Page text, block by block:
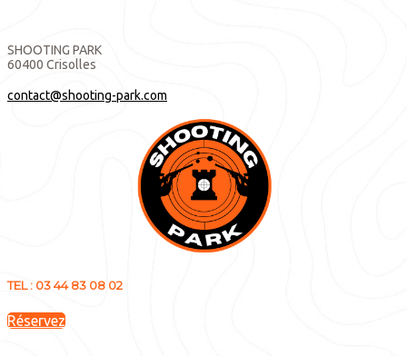
SHOOTING PARK
60400 Crisolles
contact@shooting-park.com
TEL : 03 44 83 08 02
Réservez